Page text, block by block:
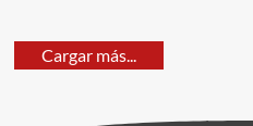
Cargar más...